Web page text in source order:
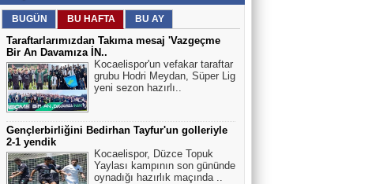
BUGÜN BU HAFTA BU AY
Taraftarlarımızdan Takıma mesaj 'Vazgeçme
Bir An Davamıza İN..
Kocaelispor'un vefakar taraftar
grubu Hodri Meydan, Süper Lig
yeni sezon hazırlı..
Gençlerbirliğini Bedirhan Tayfur'un golleriyle
2-1 yendik
Kocaelispor, Düzce Topuk
Yaylası kampının son gününde
oynadığı hazırlık maçında ..